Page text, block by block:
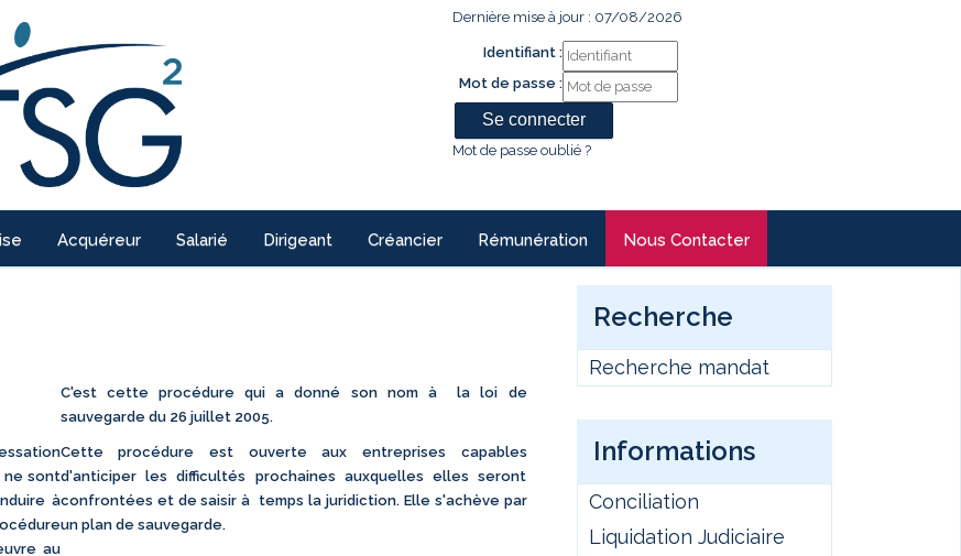
Dernière mise à jour : 07/08/2026
Identifiant :
Mot de passe :
Mot de passe oublié ?
Acquéreur Salarié Dirigeant Créancier Rémunération Nous Contacter
C'est cette procédure qui a donné son nom à la loi de
sauvegarde du 26 juillet 2005.
ne sont
à
au
Cette procédure est ouverte aux entreprises capables
d'anticiper les difficultés prochaines auxquelles elles seront
confrontées et de saisir à temps la juridiction. Elle s'achève par
un plan de sauvegarde.
Recherche
Recherche mandat
Informations
Conciliation
Liquidation Judiciaire